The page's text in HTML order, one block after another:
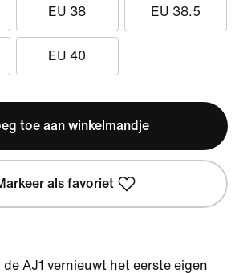
EU 38 EU 38.5
EU 40
toe aan winkelmandje
als favoriet
de AJ1 vernieuwt het eerste eigen